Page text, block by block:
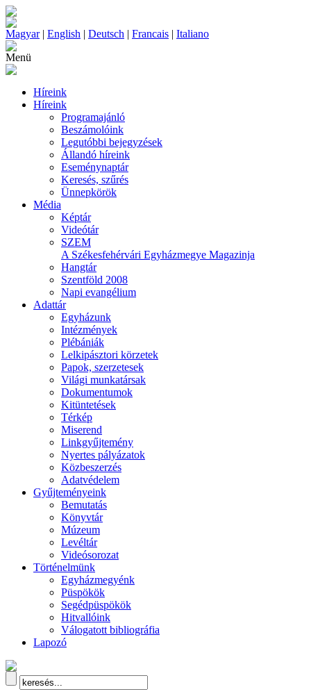
Magyar| English | Deutsch | Francais | Italiano
Menü
Híreink
Híreink
Programajánló
Beszámolóink
Legutóbbi bejegyzések
Állandó híreink
Eseménynaptár
Keresés, szűrés
Ünnepkörök
Média
Képtár
Videótár
SZEM
A Székesfehérvári Egyházmegye Magazinja
Hangtár
Szentföld 2008
Napi evangélium
Adattár
Egyházunk
Intézmények
Plébániák
Lelkipásztori körzetek
Papok, szerzetesek
Világi munkatársak
Dokumentumok
Kitüntetések
Térkép
Miserend
Linkgyűjtemény
Nyertes pályázatok
Közbeszerzés
Adatvédelem
Gyűjteményeink
Bemutatás
Könyvtár
Múzeum
Levéltár
Videósorozat
Történelmünk
Egyházmegyénk
Püspökök
Segédpüspökök
Hitvallóink
Válogatott bibliográfia
Lapozó